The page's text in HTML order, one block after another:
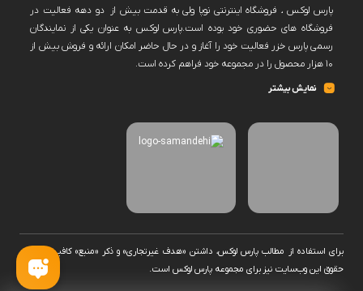
پارس لوکس ، فروشگاه اینترنتی نوپا ولی به قدمت بیش از دو دهه فعالیت در
فروشگاه های حضوری خود بوده است.پارس لوکس به عنوان یکی از نمایندگان
رسمی پارس خزر فعالیت خود را آغاز و در حال حاضر امکان ارائه و فروش بیش از
۱۰ هزار محصول را در مجموعه خود فراهم کرده است.
پارس لوکس اکنون فروش حضوری ندارد و کلیه سفارشات خود را منعطف بر
حضوری تحویل گرفت.به یاری شما این امکان وجود دارد که دامنه محصولات پارس
نمایش بیشتر
برای استفاده از مطالب پارس لوکس، داشتن «هدف غیرتجاری» و ذکر «منبع» کافیست. تمام
حقوق اين وب‌سايت نیز برای مجموعه پارس لوکس است.